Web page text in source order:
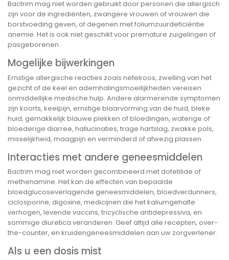
Bactrim mag niet worden gebruikt door personen die allergisch
zijn voor de ingrediënten, zwangere vrouwen of vrouwen die
borstvoeding geven, of degenen met foliumzuurdeficiëntie
anemie. Het is ook niet geschikt voor premature zuigelingen of
pasgeborenen.
Mogelijke bijwerkingen
Ernstige allergische reacties zoals netelroos, zwelling van het
gezicht of de keel en ademhalingsmoeilijkheden vereisen
onmiddellijke medische hulp. Andere alarmerende symptomen
zijn koorts, keelpijn, ernstige blaarvorming van de huid, bleke
huid, gemakkelijk blauwe plekken of bloedingen, waterige of
bloederige diarree, hallucinaties, trage hartslag, zwakke pols,
misselijkheid, maagpijn en verminderd of afwezig plassen.
Interacties met andere geneesmiddelen
Bactrim mag niet worden gecombineerd met dofetilide of
methenamine. Het kan de effecten van bepaalde
bloedglucoseverlagende geneesmiddelen, bloedverdunners,
ciclosporine, digoxine, medicijnen die het kaliumgehalte
verhogen, levende vaccins, tricyclische antidepressiva, en
sommige diuretica veranderen. Geef altijd alle recepten, over-
the-counter, en kruidengeneesmiddelen aan uw zorgverlener.
Als u een dosis mist